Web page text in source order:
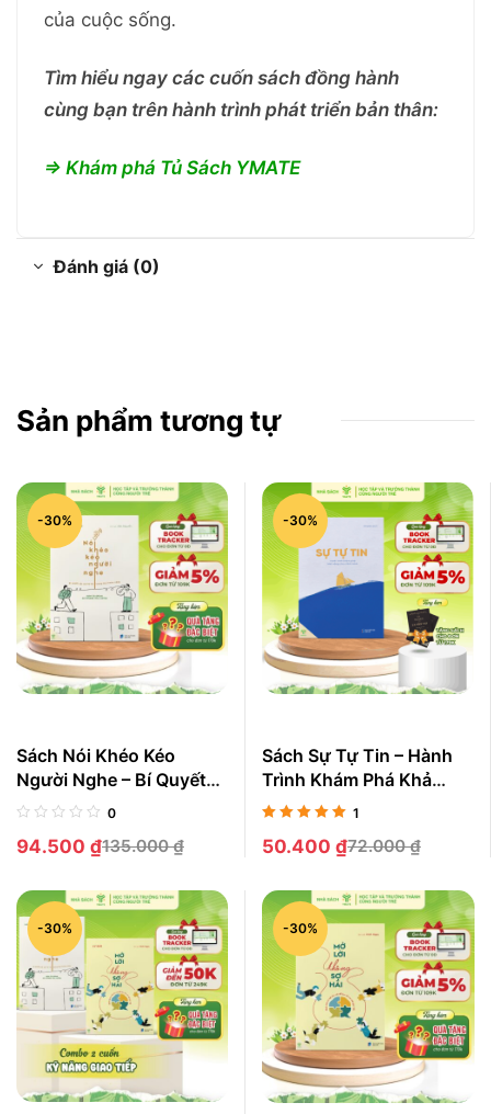
của cuộc sống.
Tìm hiểu ngay các cuốn sách đồng hành
cùng bạn trên hành trình phát triển bản thân:
=> Khám phá Tủ Sách YMATE
Đánh giá (0)
Sản phẩm tương tự
-30%
Sách Nói Khéo Kéo
Người Nghe – Bí Quyết
Cất Lời Tự Tin Trong Mọi
0
135.000₫
94.500 ₫
-30%
Sách Sự Tự Tin – Hành
Trình Khám Phá Khả
Năng Của Chính Mình
hạng5.005
1
72.000₫
50.400 ₫
-30% -30%